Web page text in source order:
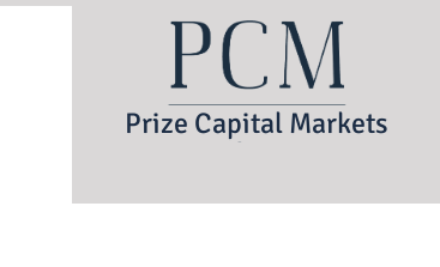
Prize Capital Markets